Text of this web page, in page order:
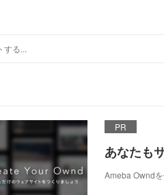
PR
あなたも
Ameba Ownd